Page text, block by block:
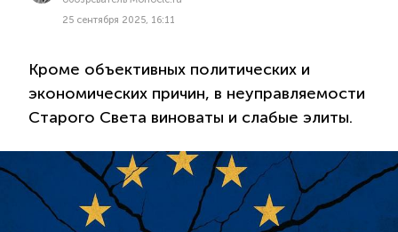
25 сентября 2025, 16:11
Кроме объективных политических и
экономических причин, в неуправляемости
Старого Света виноваты и слабые элиты.